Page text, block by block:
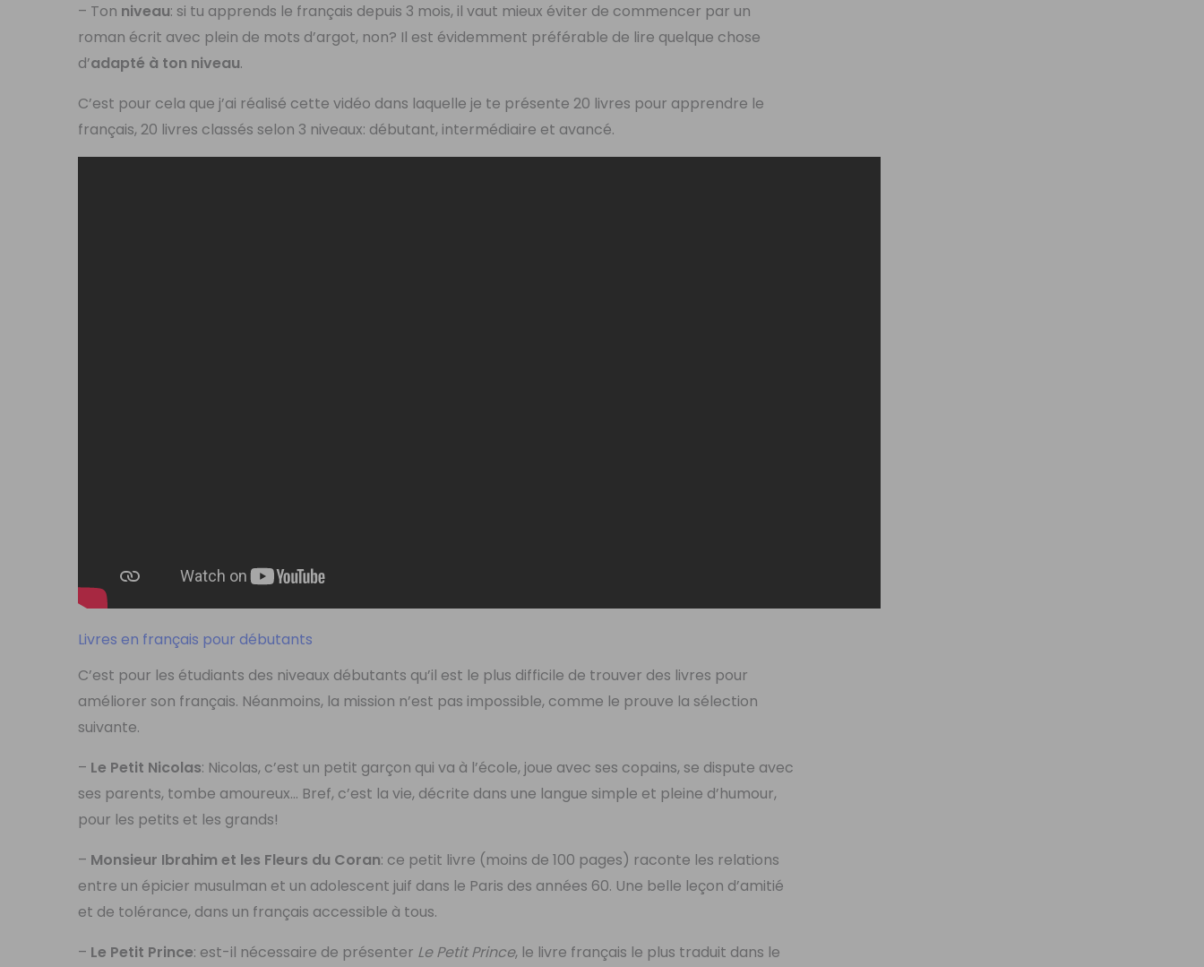
– Ton niveau: si tu apprends le français depuis 3 mois, il vaut mieux éviter de commencer par un
roman écrit avec plein de mots d’argot, non? Il est évidemment préférable de lire quelque chose
d’adapté à ton niveau.
C’est pour cela que j’ai réalisé cette vidéo dans laquelle je te présente 20 livres pour apprendre le
français, 20 livres classés selon 3 niveaux: débutant, intermédiaire et avancé.
Livres en français pour débutants
C’est pour les étudiants des niveaux débutants qu’il est le plus difficile de trouver des livres pour
améliorer son français. Néanmoins, la mission n’est pas impossible, comme le prouve la sélection
suivante.
– Le Petit Nicolas: Nicolas, c’est un petit garçon qui va à l’école, joue avec ses copains, se dispute avec
ses parents, tombe amoureux… Bref, c’est la vie, décrite dans une langue simple et pleine d’humour,
pour les petits et les grands!
– Monsieur Ibrahim et les Fleurs du Coran: ce petit livre (moins de 100 pages) raconte les relations
entre un épicier musulman et un adolescent juif dans le Paris des années 60. Une belle leçon d’amitié
et de tolérance, dans un français accessible à tous.
– Le Petit Prince: est-il nécessaire de présenter Le Petit Prince, le livre français le plus traduit dans le